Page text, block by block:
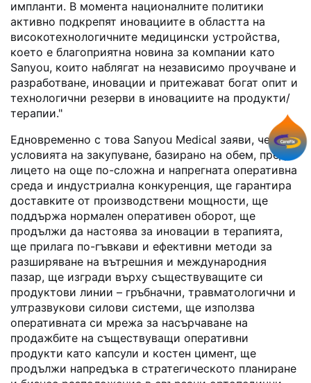
импланти. В момента националните политики
активно подкрепят иновациите в областта на
високотехнологичните медицински устройства,
което е благоприятна новина за компании като
Sanyou, които наблягат на независимо проучване и
разработване, иновации и притежават богат опит и
технологични резерви в иновациите на продукти/
терапии."
Едновременно с това Sanyou Medical заяви, че в
условията на закупуване, базирано на обем, пред
лицето на още по-сложна и напрегната оперативна
среда и индустриална конкуренция, ще гарантира
доставките от производствени мощности, ще
поддържа нормален оперативен оборот, ще
продължи да настоява за иновации в терапията,
ще прилага по-гъвкави и ефективни методи за
разширяване на вътрешния и международния
пазар, ще изгради върху съществуващите си
продуктови линии – гръбначни, травматологични и
ултразвукови силови системи, ще използва
оперативната си мрежа за насърчаване на
продажбите на съществуващи оперативни
продукти като капсули и костен цимент, ще
продължи напредъка в стратегическото планиране